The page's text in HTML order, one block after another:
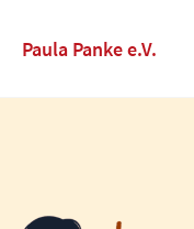
Paula Panke e.V.